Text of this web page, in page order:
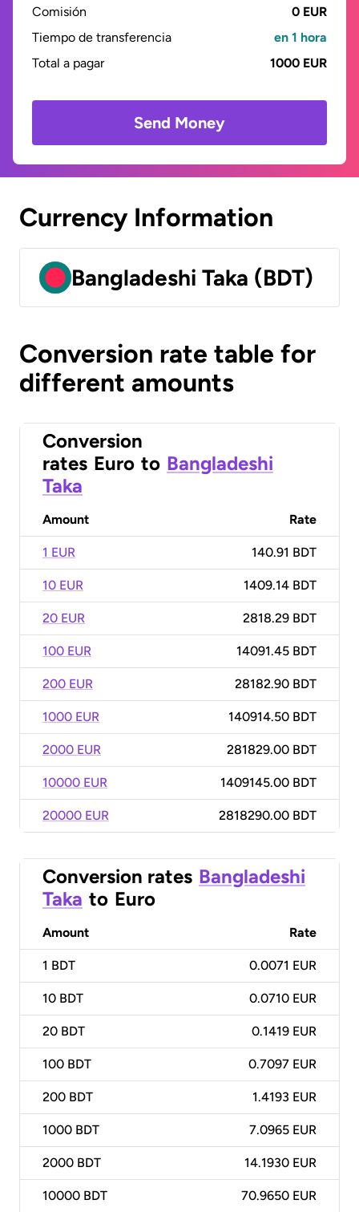
Comisión
0 EUR
Tiempo de transferencia
en 1 hora
Total a pagar
1000 EUR
Send Money
Currency Information
Bangladeshi Taka (BDT)
Conversion rate table for
different amounts
Conversion
rates Euro to Bangladeshi
Taka
Amount Rate
1 EUR 140.91 BDT
10 EUR 1409.14 BDT
20 EUR 2818.29 BDT
100 EUR 14091.45 BDT
200 EUR 28182.90 BDT
1000 EUR 140914.50 BDT
2000 EUR 281829.00 BDT
10000 EUR 1409145.00 BDT
20000 EUR 2818290.00 BDT
Conversion rates Bangladeshi
Taka to Euro
Amount Rate
1 BDT 0.0071 EUR
10 BDT 0.0710 EUR
20 BDT 0.1419 EUR
100 BDT 0.7097 EUR
200 BDT 1.4193 EUR
1000 BDT 7.0965 EUR
2000 BDT 14.1930 EUR
10000 BDT 70.9650 EUR